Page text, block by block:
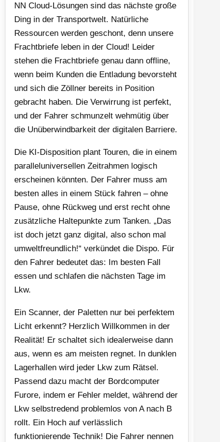
NN Cloud-Lösungen sind das nächste große
Ding in der Transportwelt. Natürliche
Ressourcen werden geschont, denn unsere
Frachtbriefe leben in der Cloud! Leider
stehen die Frachtbriefe genau dann offline,
wenn beim Kunden die Entladung bevorsteht
und sich die Zöllner bereits in Position
gebracht haben. Die Verwirrung ist perfekt,
und der Fahrer schmunzelt wehmütig über
die Unüberwindbarkeit der digitalen Barriere.
Die KI-Disposition plant Touren, die in einem
paralleluniversellen Zeitrahmen logisch
erscheinen könnten. Der Fahrer muss am
besten alles in einem Stück fahren – ohne
Pause, ohne Rückweg und erst recht ohne
zusätzliche Haltepunkte zum Tanken. „Das
ist doch jetzt ganz digital, also schon mal
umweltfreundlich!“ verkündet die Dispo. Für
den Fahrer bedeutet das: Im besten Fall
essen und schlafen die nächsten Tage im
Lkw.
Ein Scanner, der Paletten nur bei perfektem
Licht erkennt? Herzlich Willkommen in der
Realität! Er schaltet sich idealerweise dann
aus, wenn es am meisten regnet. In dunklen
Lagerhallen wird jeder Lkw zum Rätsel.
Passend dazu macht der Bordcomputer
Furore, indem er Fehler meldet, während der
Lkw selbstredend problemlos von A nach B
rollt. Ein Hoch auf verlässlich
funktionierende Technik! Die Fahrer nennen